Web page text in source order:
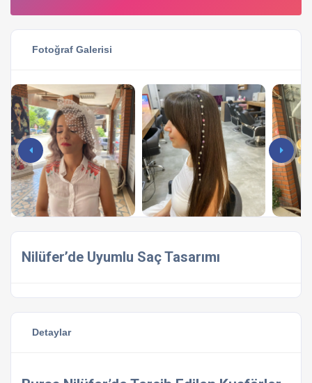
Fotoğraf Galerisi
Nilüfer’de Uyumlu Saç Tasarımı
Detaylar